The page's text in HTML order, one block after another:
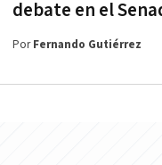
debate en el
PorFernando Gutiérrez